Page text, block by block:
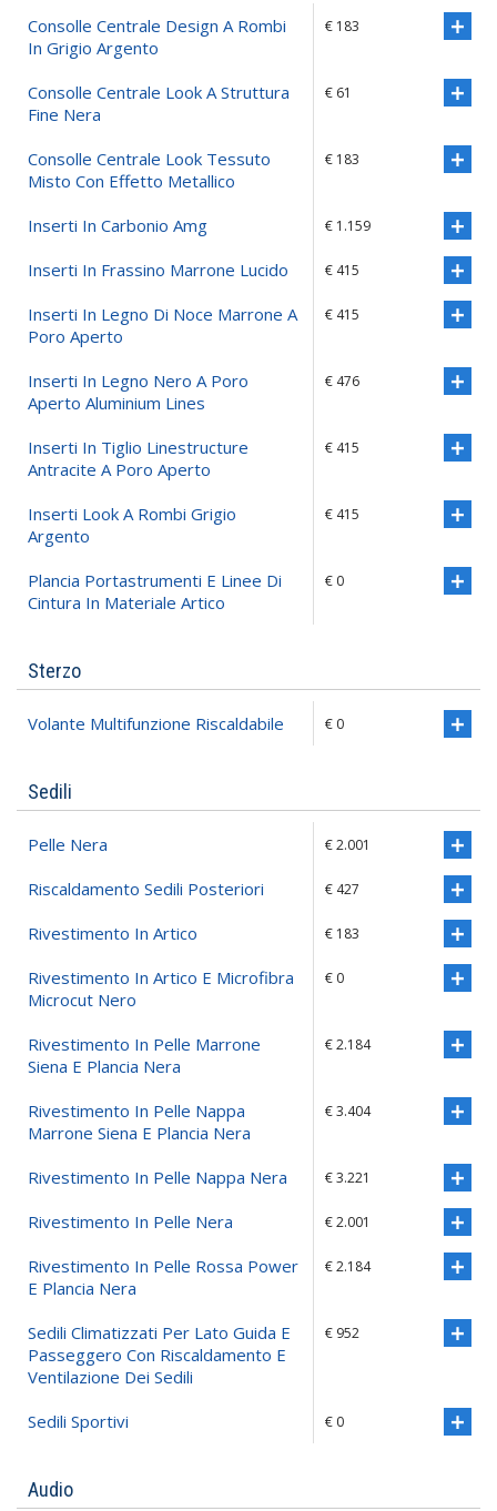
Consolle Centrale Design A Rombi
In Grigio Argento
€ 183
Consolle Centrale Look A Struttura
Fine Nera
€ 61
Consolle Centrale Look Tessuto
Misto Con Effetto Metallico
€ 183
Inserti In Carbonio Amg € 1.159
Inserti In Frassino Marrone Lucido € 415
Inserti In Legno Di Noce Marrone A
Poro Aperto
€ 415
Inserti In Legno Nero A Poro
Aperto Aluminium Lines
€ 476
Inserti In Tiglio Linestructure
Antracite A Poro Aperto
€ 415
Inserti Look A Rombi Grigio
Argento
€ 415
Plancia Portastrumenti E Linee Di
Cintura In Materiale Artico
€ 0
Sterzo
Volante Multifunzione Riscaldabile € 0
Sedili
Pelle Nera € 2.001
Riscaldamento Sedili Posteriori € 427
Rivestimento In Artico € 183
Rivestimento In Artico E Microfibra
Microcut Nero
€ 0
Rivestimento In Pelle Marrone
Siena E Plancia Nera
€ 2.184
Rivestimento In Pelle Nappa
Marrone Siena E Plancia Nera
€ 3.404
Rivestimento In Pelle Nappa Nera € 3.221
Rivestimento In Pelle Nera € 2.001
Rivestimento In Pelle Rossa Power
E Plancia Nera
€ 2.184
Sedili Climatizzati Per Lato Guida E
Passeggero Con Riscaldamento E
Ventilazione Dei Sedili
€ 952
Sedili Sportivi € 0
Audio